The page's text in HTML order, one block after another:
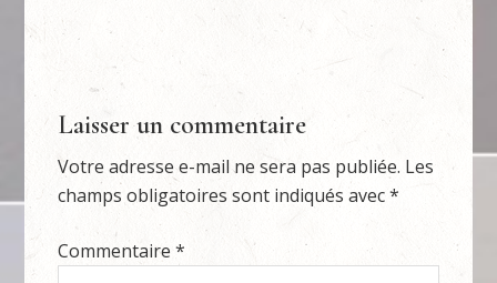
Laisser un commentaire
Votre adresse e-mail ne sera pas publiée. Les
champs obligatoires sont indiqués avec*
Commentaire*